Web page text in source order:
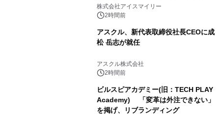
比較―自社に合う生成AIの選び方がわ
かる実践ガイド
株式会社アイスマイリー
2時間前
アスクル、新代表取締役社長CEOに成
松 岳志が就任
アスクル株式会社
2時間前
ビルスピアカデミー(旧：TECH PLAY
Academy) 「変革は外注できない」
を掲げ、リブランディング